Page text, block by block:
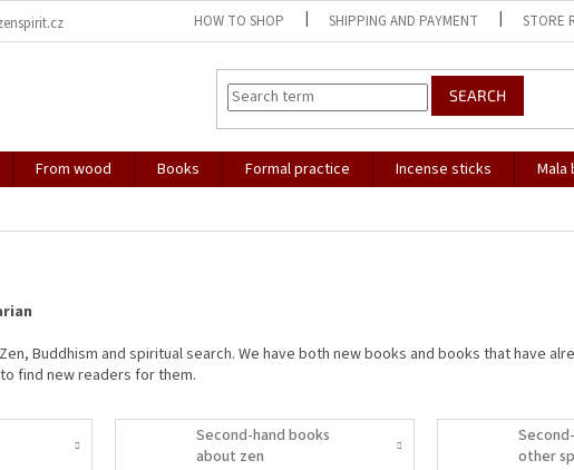
HOW TO SHOP SHIPPING AND PAYMENT STORE
SEARCH
From wood Books Formal practice Incense sticks Mala
Buddhism and spiritual search. We have both new books and books that have
find new readers for them.
Second-hand books
about zen
other